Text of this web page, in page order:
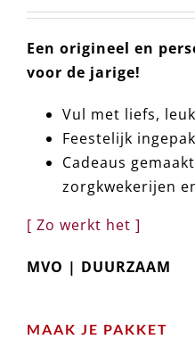
Een origineel en
voor de jarige!
Vul met liefs,
Feestelijk
Cadeaus
zorgkwekerijen
[ Zo werkt het ]
MVO | DUURZAAM
MAAK JE PAKKET